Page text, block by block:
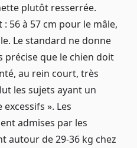
plutôt resserrée.
56 à 57 cm pour le mâle,
Le standard ne donne
précise que le chien doit
au rein court, très
les sujets ayant un
». Les
admises par les
autour de 29-36 kg chez